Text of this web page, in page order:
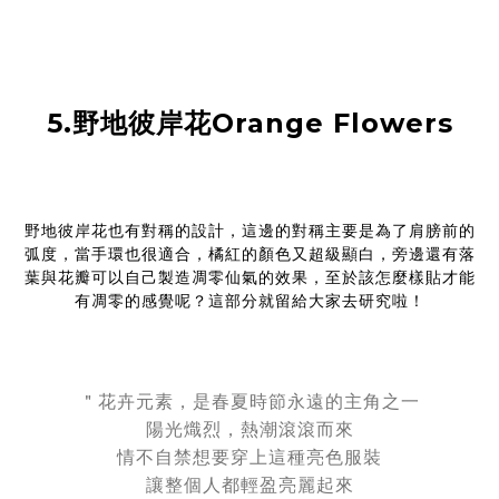
5.野地彼岸花Orange Flowers
野地彼岸花也有對稱的設計，這邊的對稱主要是為了肩膀前的
弧度，當手環也很適合，橘紅的顏色又超級顯白，旁邊還有落
葉與花瓣可以自己製造凋零仙氣的效果，至於該怎麼樣貼才能
有凋零的感覺呢？這部分就留給大家去研究啦！
＂花卉元素 ，是春夏時節永遠的主角之一
陽光熾烈，熱潮滾滾而來
情不自禁想要穿上這種亮色服裝
讓整個人都輕盈亮麗起來